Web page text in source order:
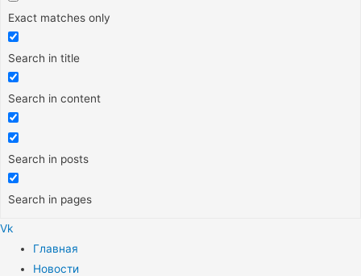
Exact matches only
Search in title
Search in content
Search in posts
Search in pages
Vk
Меню
Главная
Новости